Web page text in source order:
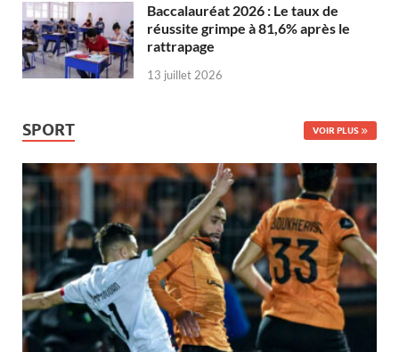
Baccalauréat 2026 : Le taux de
réussite grimpe à 81,6% après le
rattrapage
13 juillet 2026
SPORT VOIR PLUS